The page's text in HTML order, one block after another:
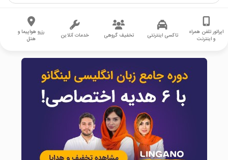
اپراتور تلفن همراه
و اینترنت
تاکسی اینترنتی تخفیف گروهی خدمات آنلاین
رزرو هواپیما و
هتل